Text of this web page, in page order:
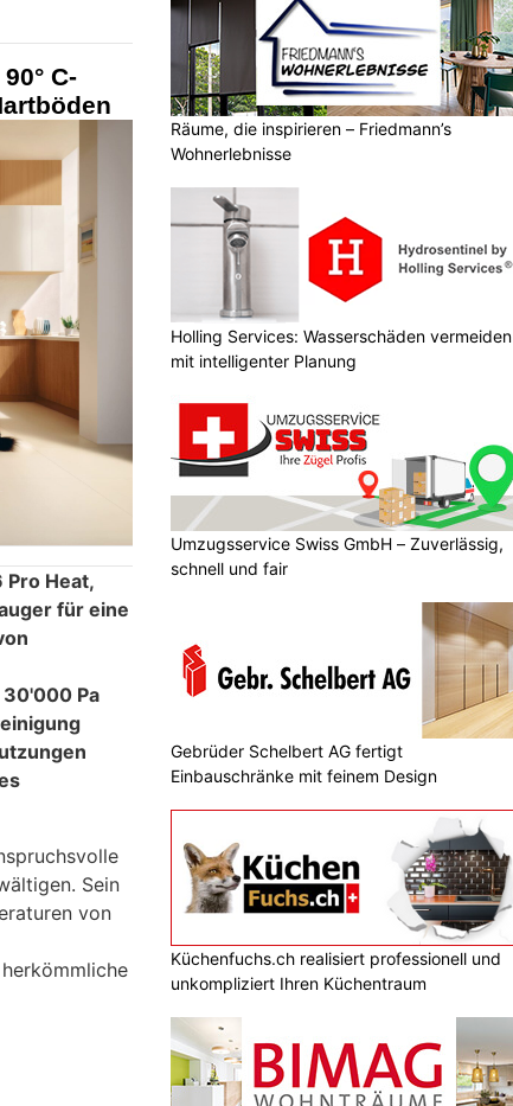
C-
Heat,
für eine
Pa
Sein
von
Räume, die inspirieren – Friedmann’s
Wohnerlebnisse
Holling Services: Wasserschäden vermeiden
mit intelligenter Planung
Umzugsservice Swiss GmbH – Zuverlässig,
schnell und fair
Gebrüder Schelbert AG fertigt
Einbauschränke mit feinem Design
Küchenfuchs.ch realisiert professionell und
unkompliziert Ihren Küchentraum